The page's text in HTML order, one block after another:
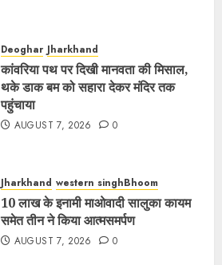
Deoghar Jharkhand
कांवरिया पथ पर दिखी मानवता की मिसाल,
थके डाक बम को सहारा देकर मंदिर तक
पहुंचाया
AUGUST 7, 2026 0
Jharkhand western singhBhoom
10 लाख के इनामी माओवादी सालुका कायम
समेत तीन ने किया आत्मसमर्पण
AUGUST 7, 2026 0